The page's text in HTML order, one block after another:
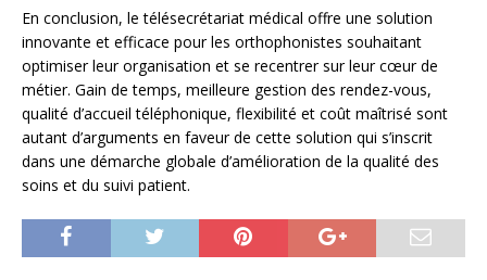
En conclusion, le télésecrétariat médical offre une solution
innovante et efficace pour les orthophonistes souhaitant
optimiser leur organisation et se recentrer sur leur cœur de
métier. Gain de temps, meilleure gestion des rendez-vous,
qualité d’accueil téléphonique, flexibilité et coût maîtrisé sont
autant d’arguments en faveur de cette solution qui s’inscrit
dans une démarche globale d’amélioration de la qualité des
soins et du suivi patient.